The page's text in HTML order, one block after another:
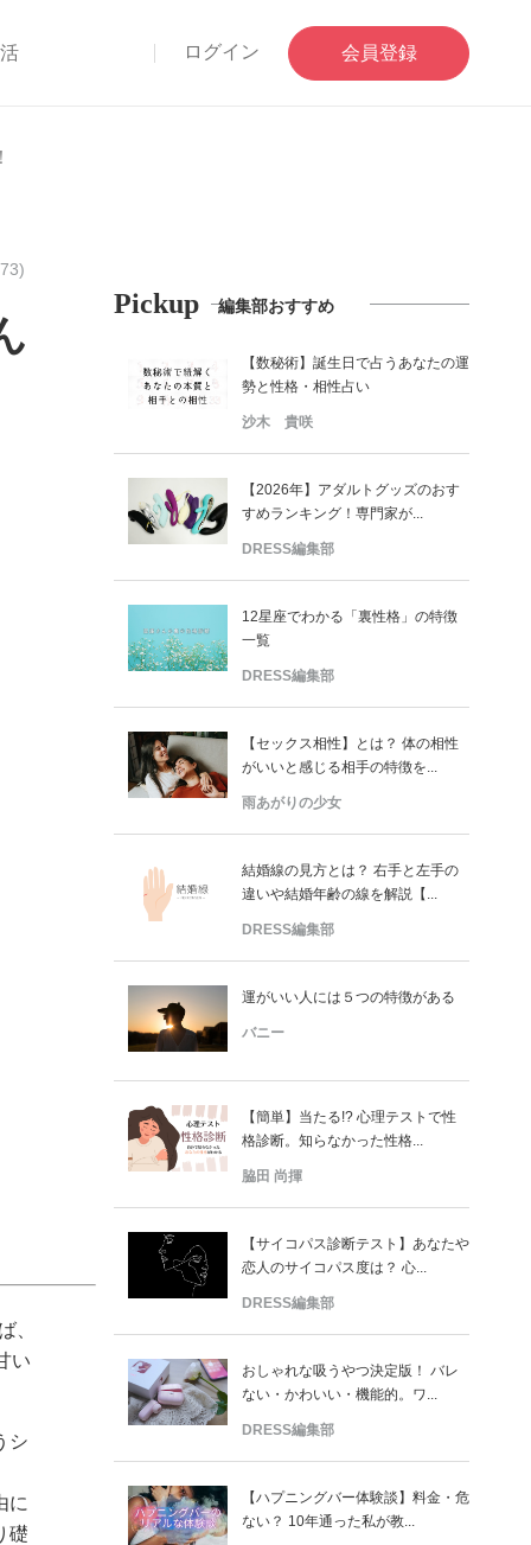
ログイン 会員登録
、
い
シ
に
礎
Pickup 編集部おすすめ
【数秘術】誕生日で占うあなたの運
勢と性格・相性占い
沙木 貴咲
【2026年】アダルトグッズのおす
すめランキング！専門家が...
DRESS編集部
12星座でわかる「裏性格」の特徴
一覧
DRESS編集部
【セックス相性】とは？ 体の相性
がいいと感じる相手の特徴を...
雨あがりの少女
結婚線の見方とは？ 右手と左手の
違いや結婚年齢の線を解説【...
DRESS編集部
運がいい人には５つの特徴がある
バニー
【簡単】当たる!? 心理テストで性
格診断。知らなかった性格...
脇田 尚揮
【サイコパス診断テスト】あなたや
恋人のサイコパス度は？ 心...
DRESS編集部
おしゃれな吸うやつ決定版！ バレ
ない・かわいい・機能的。ワ...
DRESS編集部
【ハプニングバー体験談】料金・危
ない？ 10年通った私が教...